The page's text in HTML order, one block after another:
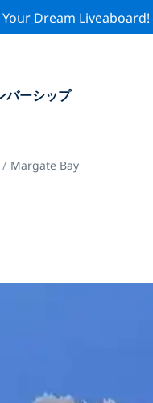
Your Dream Liveaboard!
バーシップ
Margate Bay